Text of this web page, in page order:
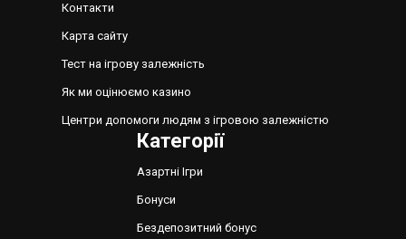
Контакти
Карта сайту
Тест на ігрову залежність
Як ми оцінюємо казино
Центри допомоги людям з ігровою залежністю
Категорії
Азартні Ігри
Бонуси
Бездепозитний бонус